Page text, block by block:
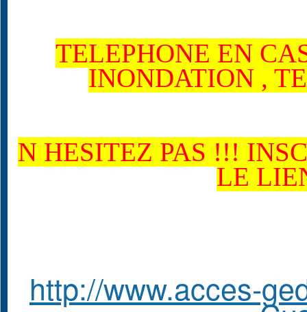
TELEPHONE EN
INONDATION ,
N HESITEZ PAS !!!
LE
http://www.acces-